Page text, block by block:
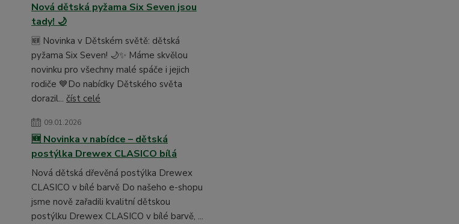
Nová dětská pyžama Six Seven jsou
tady! 🌙
🆕 Novinka v Dětském světě: dětská
pyžama Six Seven! 🌙✨ Máme skvělou
novinku pro všechny malé spáče i jejich
rodiče 💙Do nabídky Dětského světa
dorazil... číst celé
09.01.2026
🆕 Novinka v nabídce – dětská
postýlka Drewex CLASICO bílá
Nová dětská dřevěná postýlka Drewex
CLASICO v bílé barvě Do našeho e-shopu
jsme nově zařadili kvalitní dětskou
postýlku Drewex CLASICO v bílé barvě, ...